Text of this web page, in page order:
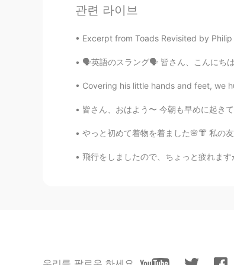
The view is wonderful
CN EN
Busy and happy,right?
Kina
EN
관련 라이브
Excerpt from Toads Revisited by
🗣英語のスラング🗣 皆さん、こんにちは！今日はすごく嬉しいです！なぜ
Covering his little hands and feet, we
皆さん、おはよう〜 今朝も早めに起きて朝ごはんを作った。😊 ベーコンもト
やっと初めて着物を着ました🌸👘 私の友達の古いビューカメラで写真を撮
飛行をしましたので、ちょっと疲れますが、すごく嬉しいです！